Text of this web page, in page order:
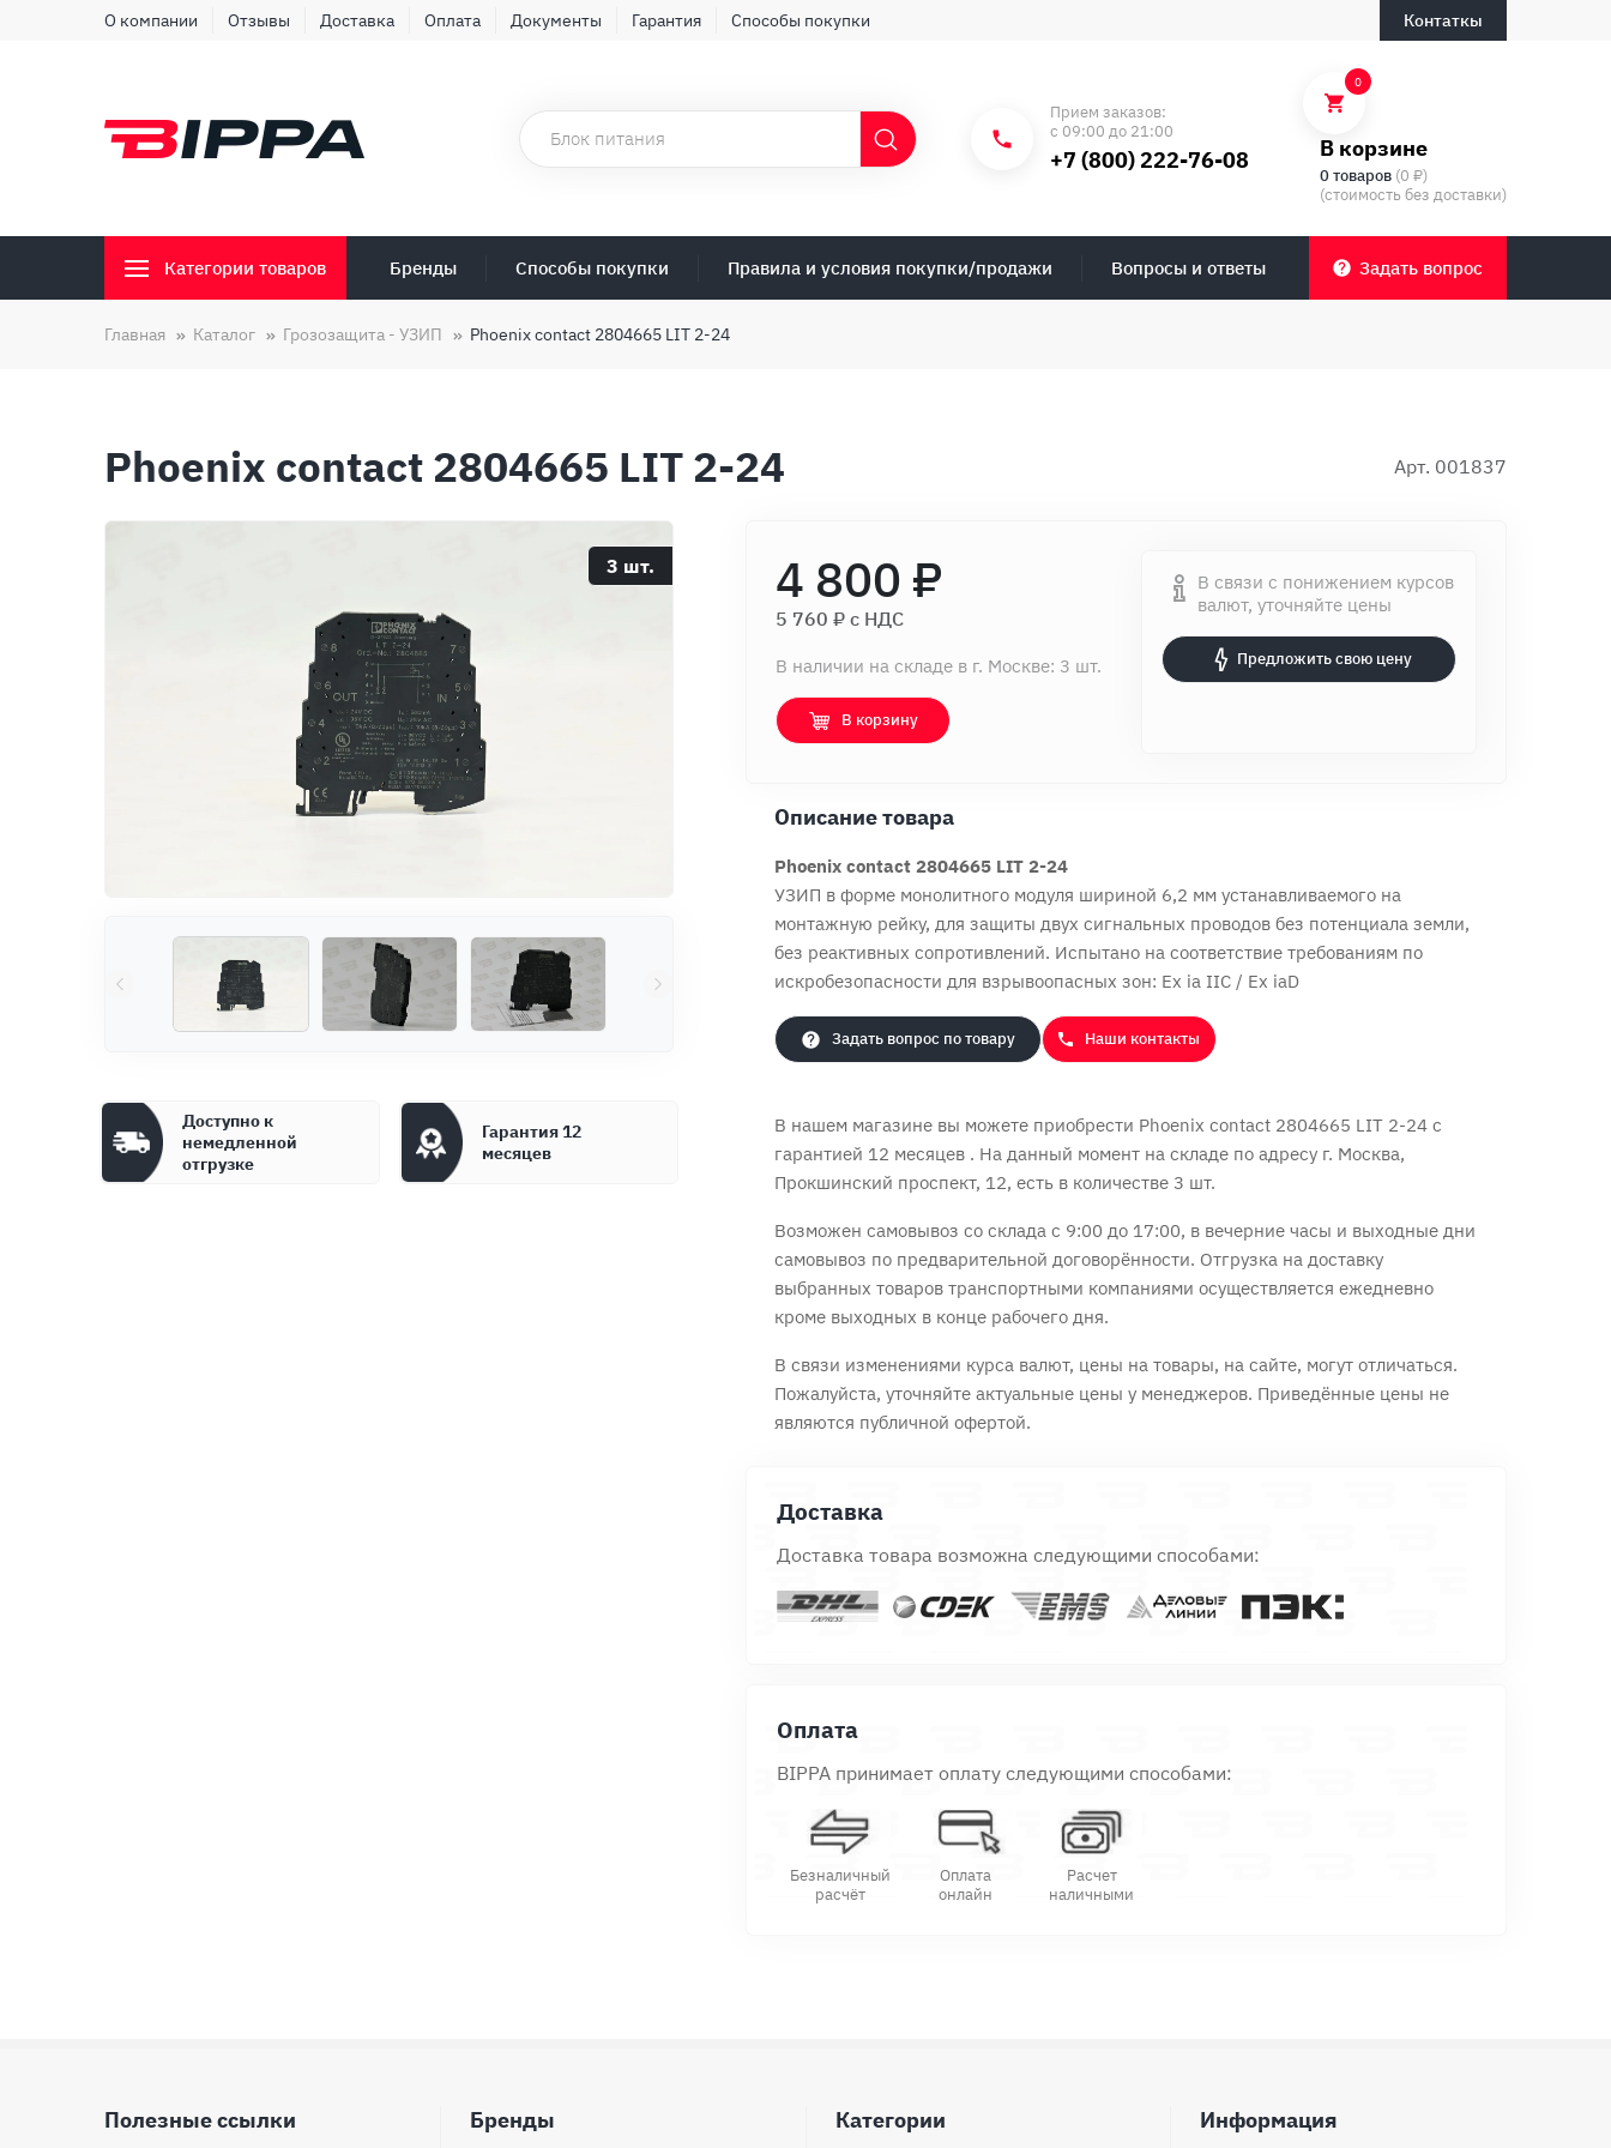
О компании Отзывы Доставка Оплата Документы Гарантия Способы покупки Контаткы
Прием заказов:
с 09:00 до 21:00
+7 (800) 222-76-08
0
В корзине
0 товаров (0 ₽)
(стоимость без доставки)
Категории товаров Бренды Способы покупки Правила и условия покупки/продажи Вопросы и ответы Задать вопрос
Главная Каталог Грозозащита - УЗИП Phoenix contact 2804665 LIT 2-24
Phoenix contact 2804665 LIT 2-24 Арт. 001837
3 шт.
Доступно к
немедленной
отгрузке
Гарантия 12
месяцев
4 800 ₽
5 760 ₽ c НДС
В наличии на складе в г. Москве: 3 шт.
В корзину
В связи с понижением курсов
валют, уточняйте цены
Предложить свою цену
Описание товара
Phoenix contact 2804665 LIT 2-24
УЗИП в форме монолитного модуля шириной 6,2 мм устанавливаемого на
монтажную рейку, для защиты двух сигнальных проводов без потенциала земли,
без реактивных сопротивлений. Испытано на соответствие требованиям по
искробезопасности для взрывоопасных зон: Ex ia IIC / Ex iaD
Задать вопрос по товару Наши контакты
В нашем магазине вы можете приобрести Phoenix contact 2804665 LIT 2-24 с
гарантией 12 месяцев . На данный момент на складе по адресу г. Москва,
Прокшинский проспект, 12, есть в количестве 3 шт.
Возможен самовывоз со склада с 9:00 до 17:00, в вечерние часы и выходные дни
самовывоз по предварительной договорённости. Отгрузка на доставку
выбранных товаров транспортными компаниями осуществляется ежедневно
кроме выходных в конце рабочего дня.
В связи изменениями курса валют, цены на товары, на сайте, могут отличаться.
Пожалуйста, уточняйте актуальные цены у менеджеров. Приведённые цены не
являются публичной офертой.
Доставка
Доставка товара возможна следующими способами:
Оплата
BIPPA принимает оплату следующими способами:
Безналичный
расчёт
Оплата
онлайн
Расчет
наличными
Полезные ссылки Бренды Категории Информация
Оформить заказ